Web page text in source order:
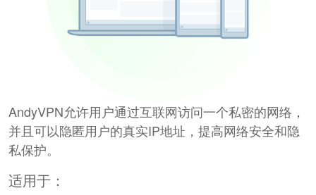
AndyVPN允许用户通过互联网访问一个私密的网络，
并且可以隐匿用户的真实IP地址，提高网络安全和隐
私保护。
适用于：